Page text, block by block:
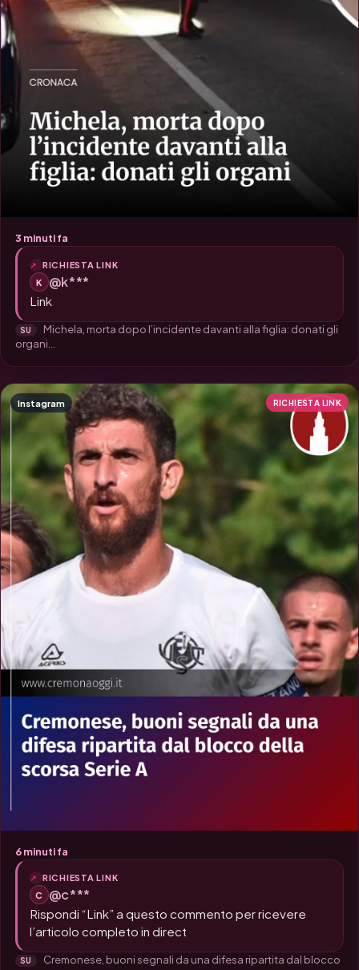
3 minuti fa
RICHIESTA LINK
K
@k***
Link
SU
organi...
Instagram RICHIESTA LINK
6 minuti fa
RICHIESTA LINK
C
@c***
Rispondi “Link” a questo commento per ricevere
l’articolo completo in direct
SU